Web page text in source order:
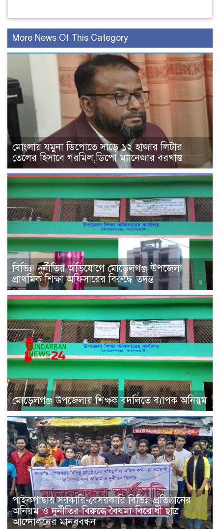
More News Of This Category
মোংলায় যমুনা ডিপোতে সাড়ে ১২ হাজার লিটার
তেলের হিসাবে গরমিল,ডিপো ম্যানেজার বরখাস্ত
বিভিন্ন দুর্নীতির অভিযোগে মোড়েলগঞ্জ উপজেলা
প্রাথমিক শিক্ষা অফিসারের বিরুদ্ধে তদন্ত
মোড়েলগঞ্জ উপজেলায় শিক্ষক বদলিতে ব্যাপক অনিয়ম
পাইকগাছায় সরকারি-বেসরকারি বিভিন্ন প্রতিষ্ঠানের
অনিয়ম ও দুর্নীতির বিরুদ্ধে বৈষম্য বিরোধী ছাত্র
আন্দোলনের মানববন্ধন